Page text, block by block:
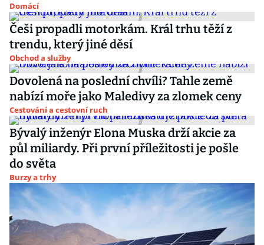
Domácí
Češi propadli motorkám. Král trhu těží z
trendu, který jiné děsí
Obchod a služby
Dovolená na poslední chvíli? Tahle země
nabízí moře jako Maledivy za zlomek ceny
Cestování a cestovní ruch
Bývalý inženýr Elona Muska drží akcie za
půl miliardy. Při první příležitosti je pošle
do světa
Burzy a trhy